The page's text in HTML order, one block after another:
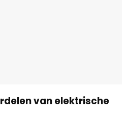
van elektrische